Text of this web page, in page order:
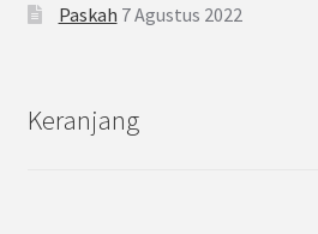
Paskah 7 Agustus 2022
Keranjang